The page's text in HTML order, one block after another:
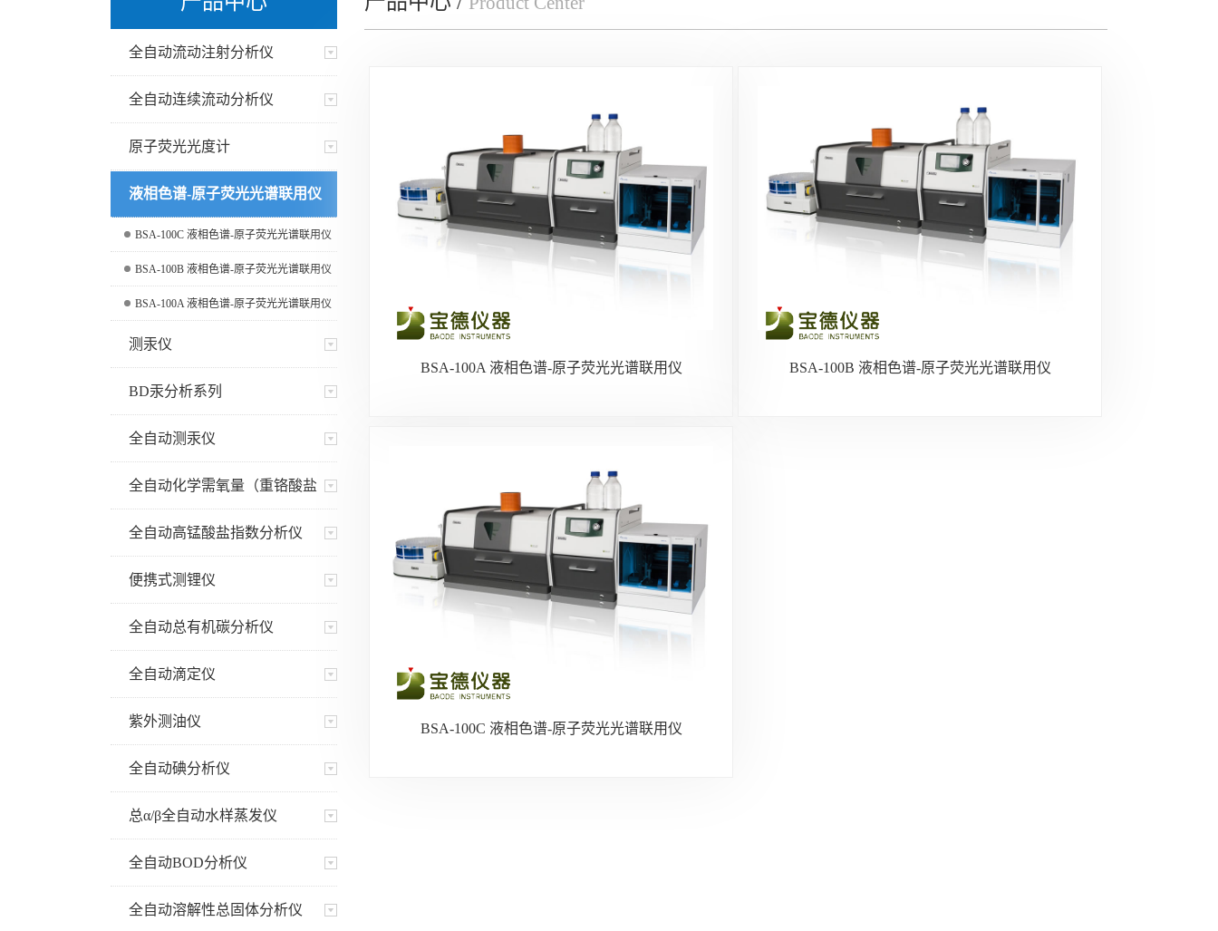
全自动流动注射分析仪
全自动连续流动分析仪
原子荧光光度计
液相色谱-原子荧光光谱联用仪
BSA-100C 液相色谱-原子荧光光谱联用仪
BSA-100B 液相色谱-原子荧光光谱联用仪
BSA-100A 液相色谱-原子荧光光谱联用仪
测汞仪
BD汞分析系列
全自动测汞仪
全自动化学需氧量（重铬酸盐
法）分析仪
全自动高锰酸盐指数分析仪
便携式测锂仪
全自动总有机碳分析仪
全自动滴定仪
紫外测油仪
全自动碘分析仪
总α/β全自动水样蒸发仪
全自动BOD分析仪
全自动溶解性总固体分析仪
BSA-100A 液相色谱-原子荧光光谱联用仪 BSA-100B 液相色谱-原子荧光光谱联用仪
BSA-100C 液相色谱-原子荧光光谱联用仪